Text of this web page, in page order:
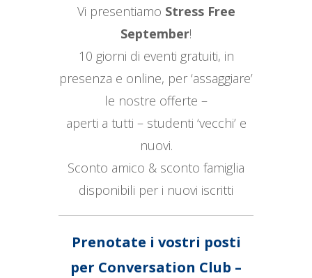
Vi presentiamo Stress Free
September!
10 giorni di eventi gratuiti, in
presenza e online, per ‘assaggiare’
le nostre offerte –
aperti a tutti – studenti ‘vecchi’ e
nuovi.
Sconto amico & sconto famiglia
disponibili per i nuovi iscritti
Prenotate i vostri posti
per Conversation Club –